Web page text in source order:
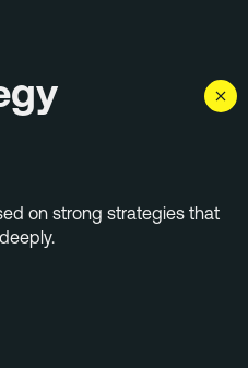
on strong strategies that